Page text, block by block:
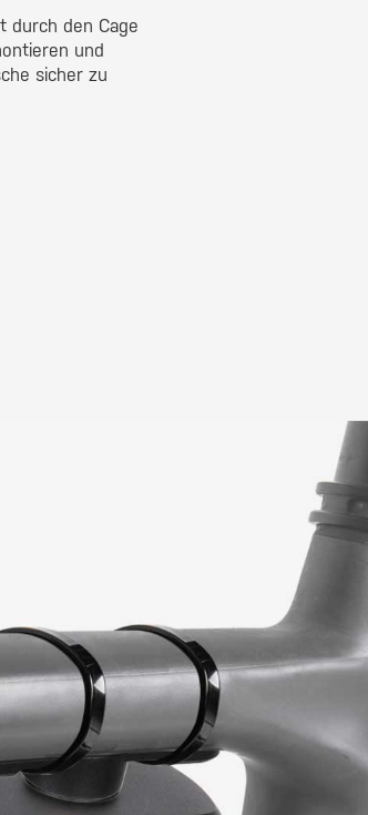
durch den Cage
und
sicher zu